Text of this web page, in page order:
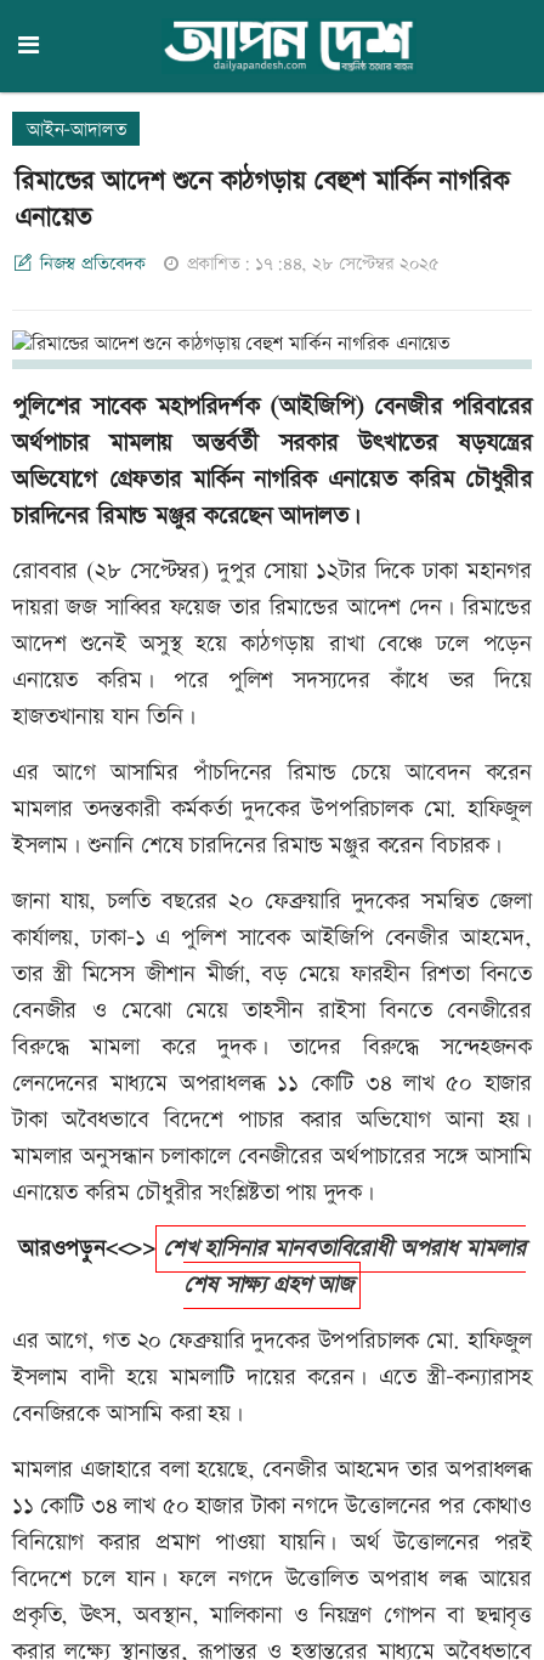
আইন-আদালত
রিমান্ডের আদেশ শুনে কাঠগড়ায় বেহুশ মার্কিন নাগরিক
এনায়েত
নিজস্ব প্রতিবেদক প্রকাশিত: ১৭:৪৪, ২৮ সেপ্টেম্বর ২০২৫
পুলিশের সাবেক মহাপরিদর্শক (আইজিপি) বেনজীর পরিবারের
অর্থপাচার মামলায় অন্তর্বর্তী সরকার উৎখাতের ষড়যন্ত্রের
অভিযোগে গ্রেফতার মার্কিন নাগরিক এনায়েত করিম চৌধুরীর
চারদিনের রিমান্ড মঞ্জুর করেছেন আদালত।
রোববার (২৮ সেপ্টেম্বর) দুপুর সোয়া ১২টার দিকে ঢাকা মহানগর
দায়রা জজ সাব্বির ফয়েজ তার রিমান্ডের আদেশ দেন। রিমান্ডের
আদেশ শুনেই অসুস্থ হয়ে কাঠগড়ায় রাখা বেঞ্চে ঢলে পড়েন
এনায়েত করিম। পরে পুলিশ সদস্যদের কাঁধে ভর দিয়ে
হাজতখানায় যান তিনি।
এর আগে আসামির পাঁচদিনের রিমান্ড চেয়ে আবেদন করেন
মামলার তদন্তকারী কর্মকর্তা দুদকের উপপরিচালক মো. হাফিজুল
ইসলাম। শুনানি শেষে চারদিনের রিমান্ড মঞ্জুর করেন বিচারক।
জানা যায়, চলতি বছরের ২০ ফেব্রুয়ারি দুদকের সমন্বিত জেলা
কার্যালয়, ঢাকা-১ এ পুলিশ সাবেক আইজিপি বেনজীর আহমেদ,
তার স্ত্রী মিসেস জীশান মীর্জা, বড় মেয়ে ফারহীন রিশতা বিনতে
বেনজীর ও মেঝো মেয়ে তাহসীন রাইসা বিনতে বেনজীরের
বিরুদ্ধে মামলা করে দুদক। তাদের বিরুদ্ধে সন্দেহজনক
লেনদেনের মাধ্যমে অপরাধলব্ধ ১১ কোটি ৩৪ লাখ ৫০ হাজার
টাকা অবৈধভাবে বিদেশে পাচার করার অভিযোগ আনা হয়।
মামলার অনুসন্ধান চলাকালে বেনজীরের অর্থপাচারের সঙ্গে আসামি
এনায়েত করিম চৌধুরীর সংশ্লিষ্টতা পায় দুদক।
আরওপড়ুন<<>> শেখ হাসিনার মানবতাবিরোধী অপরাধ মামলার
শেষ সাক্ষ্য গ্রহণ আজ
এর আগে, গত ২০ ফেব্রুয়ারি দুদকের উপপরিচালক মো. হাফিজুল
ইসলাম বাদী হয়ে মামলাটি দায়ের করেন। এতে স্ত্রী-কন্যারাসহ
বেনজিরকে আসামি করা হয়।
মামলার এজাহারে বলা হয়েছে, বেনজীর আহমেদ তার অপরাধলব্ধ
১১ কোটি ৩৪ লাখ ৫০ হাজার টাকা নগদে উত্তোলনের পর কোথাও
বিনিয়োগ করার প্রমাণ পাওয়া যায়নি। অর্থ উত্তোলনের পরই
বিদেশে চলে যান। ফলে নগদে উত্তোলিত অপরাধ লব্ধ আয়ের
প্রকৃতি, উৎস, অবস্থান, মালিকানা ও নিয়ন্ত্রণ গোপন বা ছদ্মাবৃত্ত
করার লক্ষ্যে স্থানান্তর, রূপান্তর ও হস্তান্তরের মাধ্যমে অবৈধভাবে